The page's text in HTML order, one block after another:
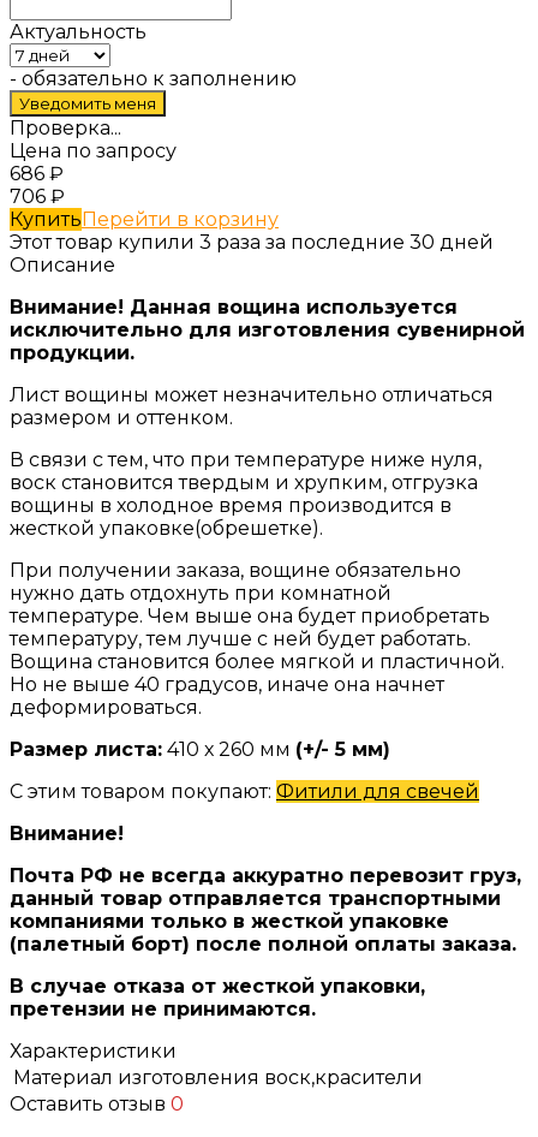
Актуальность
- обязательно к заполнению
Проверка...
Цена по запросу
686 ₽
706 ₽
КупитьПерейти в корзину
Этот товар купили 3 раза за последние 30 дней
Описание
Внимание! Данная вощина используется
исключительно для изготовления сувенирной
продукции.
Лист вощины может незначительно отличаться
размером и оттенком.
В связи с тем, что при температуре ниже нуля,
воск становится твердым и хрупким, отгрузка
вощины в холодное время производится в
жесткой упаковке(обрешетке).
При получении заказа, вощине обязательно
нужно дать отдохнуть при комнатной
температуре. Чем выше она будет приобретать
температуру, тем лучше с ней будет работать.
Вощина становится более мягкой и пластичной.
Но не выше 40 градусов, иначе она начнет
деформироваться.
Размер листа: 410 х 260 мм (+/- 5 мм)
С этим товаром покупают: Фитили для свечей
Внимание!
Почта РФ не всегда аккуратно перевозит груз,
данный товар отправляется транспортными
компаниями только в жесткой упаковке
(палетный борт) после полной оплаты заказа.
В случае отказа от жесткой упаковки,
претензии не принимаются.
Характеристики
Материал изготовления воск,красители
Оставить отзыв 0